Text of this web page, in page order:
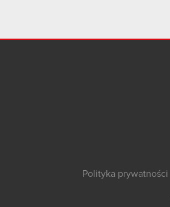
Polityka prywatności